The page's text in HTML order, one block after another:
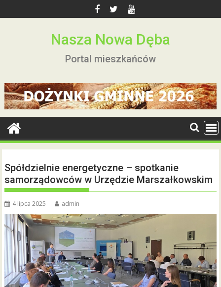
to
Nasza Nowa Dęba
Portal mieszkańców
Spółdzielnie energetyczne – spotkanie
samorządowców w Urzędzie Marszałkowskim
4 lipca 2025 admin